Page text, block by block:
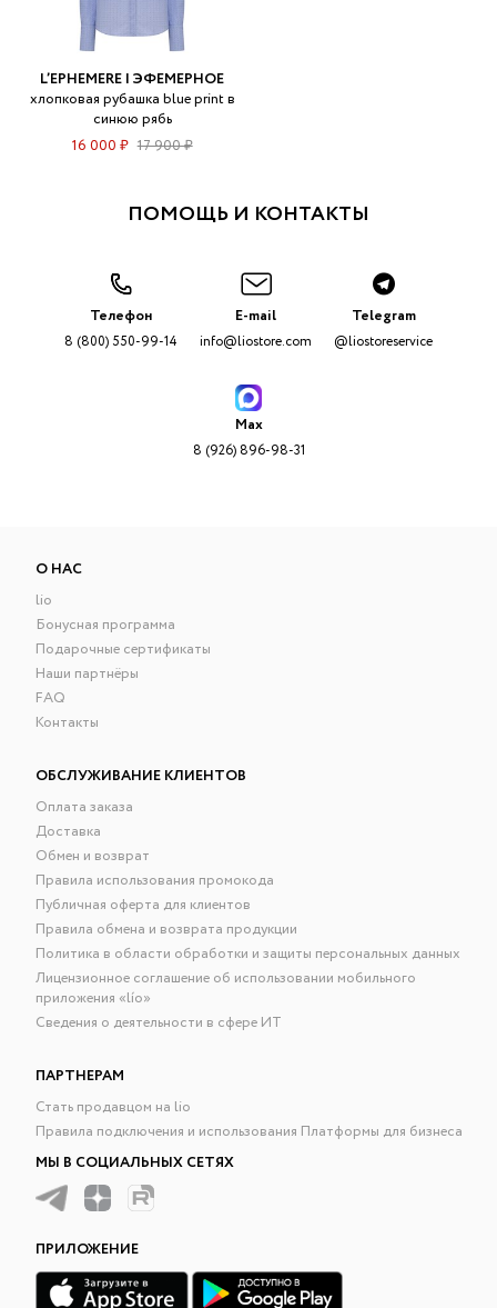
L’EPHEMERE | ЭФЕМЕРНОЕ
хлопковая рубашка blue print в
синюю рябь
16 000 ₽ 17 900 ₽
ПОМОЩЬ И КОНТАКТЫ
Телефон
8 (800) 550-99-14
E-mail
info@liostore.com
Telegram
@liostoreservice
Max
8 (926) 896-98-31
О НАС
lio
Бонусная программа
Подарочные сертификаты
Наши партнёры
FAQ
Контакты
ОБСЛУЖИВАНИЕ КЛИЕНТОВ
Оплата заказа
Доставка
Обмен и возврат
Правила использования промокода
Публичная оферта для клиентов
Правила обмена и возврата продукции
Политика в области обработки и защиты персональных данных
Лицензионное соглашение об использовании мобильного
приложения «lío»
Сведения о деятельности в сфере ИТ
ПАРТНЕРАМ
Стать продавцом на lio
Правила подключения и использования Платформы для бизнеса
МЫ В СОЦИАЛЬНЫХ СЕТЯХ
ПРИЛОЖЕНИЕ